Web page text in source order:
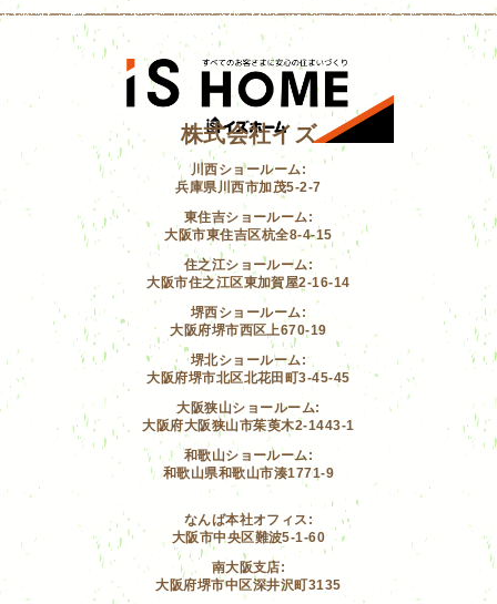
株式会社イズ
川西ショールーム:
兵庫県川西市加茂5-2-7
東住吉ショールーム:
大阪市東住吉区杭全8-4-15
住之江ショールーム:
大阪市住之江区東加賀屋2-16-14
堺西ショールーム:
大阪府堺市西区上670-19
堺北ショールーム:
大阪府堺市北区北花田町3-45-45
大阪狭山ショールーム:
大阪府大阪狭山市茱萸木2-1443-1
和歌山ショールーム:
和歌山県和歌山市湊1771-9
なんば本社オフィス:
大阪市中央区難波5-1-60
南大阪支店:
大阪府堺市中区深井沢町3135